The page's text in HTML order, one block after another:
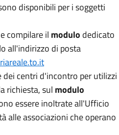
disponibili per i soggetti
compilare il modulo dedicato
all'indirizzo di posta
dei centri d'incontro per utilizzi
richiesta, sul modulo
essere inoltrate all'Ufficio
alle associazioni che operano